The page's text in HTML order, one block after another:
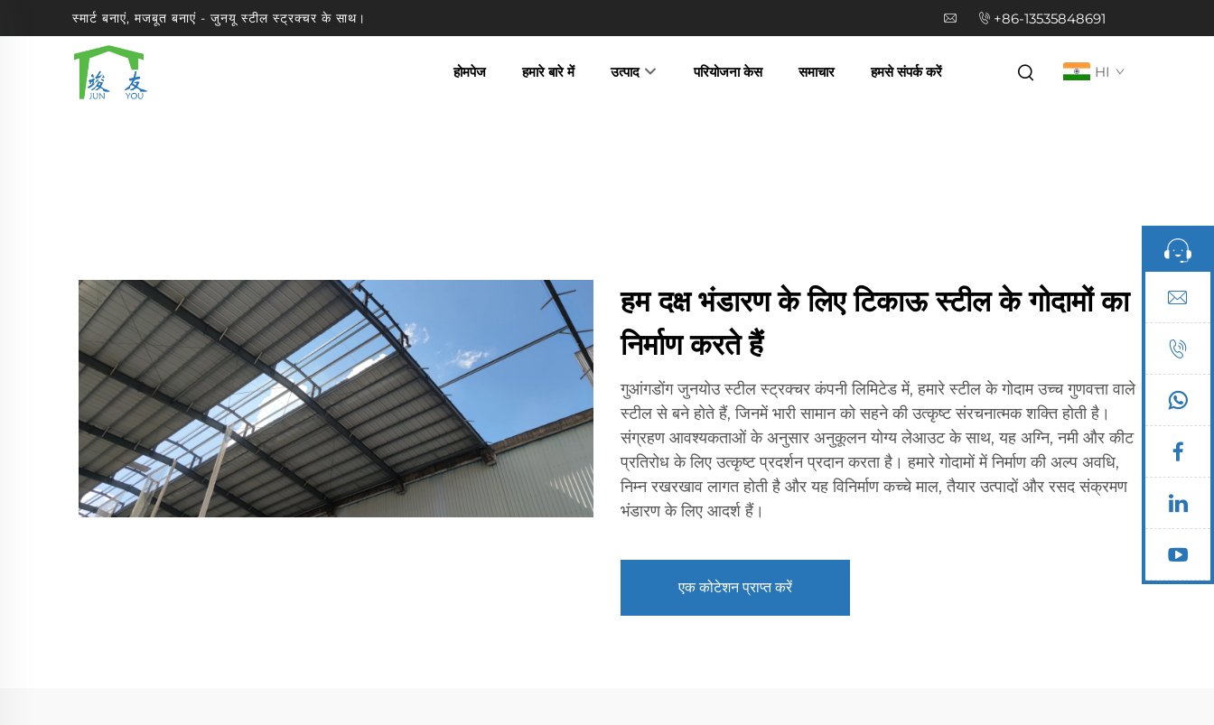
स्मार्ट बनाएं, मजबूत बनाएं - जुनयू स्टील स्ट्रक्चर के साथ। +86-13535848691
होमपेज हमारे बारे में उत्पाद परियोजना केस समाचार हमसे संपर्क करें HI
हम दक्ष भंडारण के लिए टिकाऊ स्टील के गोदामों का
निर्माण करते हैं
गुआंगडोंग जुनयोउ स्टील स्ट्रक्चर कंपनी लिमिटेड में, हमारे स्टील के गोदाम उच्च गुणवत्ता वाले
स्टील से बने होते हैं, जिनमें भारी सामान को सहने की उत्कृष्ट संरचनात्मक शक्ति होती है।
संग्रहण आवश्यकताओं के अनुसार अनुकूलन योग्य लेआउट के साथ, यह अग्नि, नमी और कीट
प्रतिरोध के लिए उत्कृष्ट प्रदर्शन प्रदान करता है। हमारे गोदामों में निर्माण की अल्प अवधि,
निम्न रखरखाव लागत होती है और यह विनिर्माण कच्चे माल, तैयार उत्पादों और रसद संक्रमण
भंडारण के लिए आदर्श हैं।
एक कोटेशन प्राप्त करें